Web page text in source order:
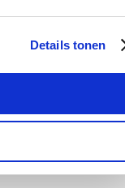
Details tonen
aankondiging
wanneer er
onze stations